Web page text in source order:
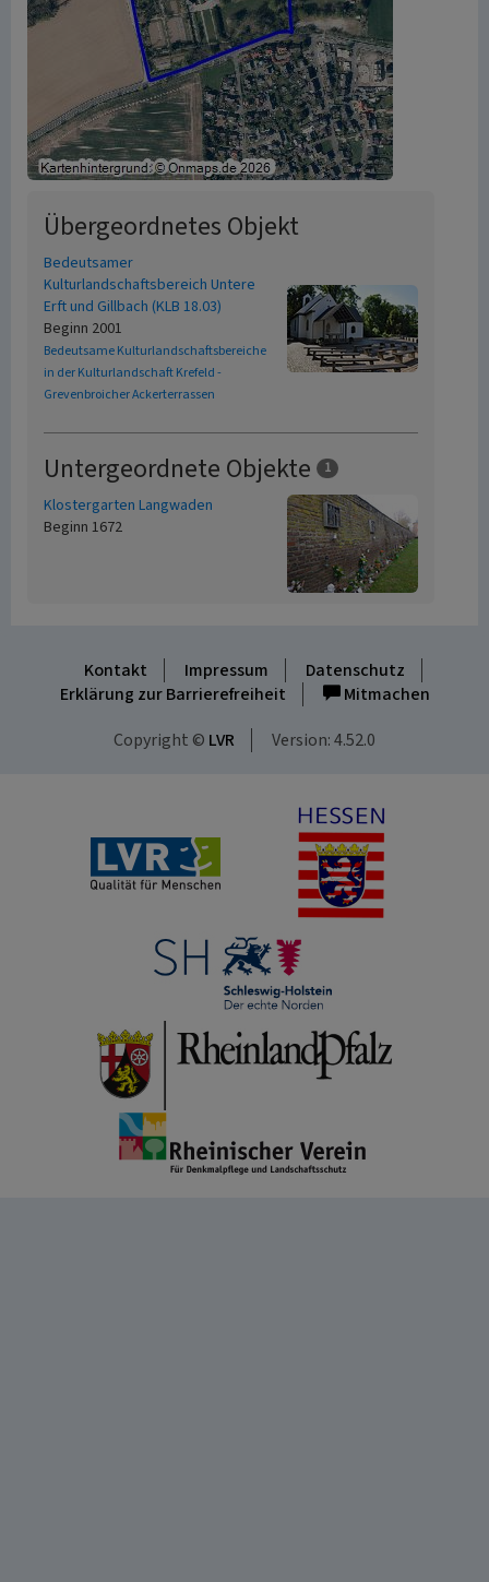
Übergeordnetes Objekt
Bedeutsamer
Kulturlandschaftsbereich Untere
Erft und Gillbach (KLB 18.03)
Beginn 2001
Bedeutsame Kulturlandschaftsbereiche
in der Kulturlandschaft Krefeld -
Grevenbroicher Ackerterrassen
Untergeordnete Objekte 1
Klostergarten Langwaden
Beginn 1672
Kontakt Impressum
Datenschutz
Erklärung zur Barrierefreiheit
Mitmachen
Copyright © LVR Version: 4.52.0